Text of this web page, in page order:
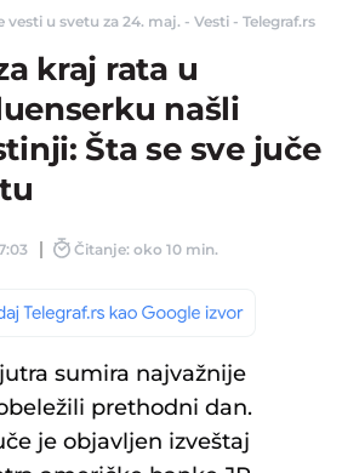
vesti u svetu za 24. maj. - Vesti - Telegraf.rs
kraj rata u
našli
Šta se sve juče
Čitanje: oko 10 min.
sumira najvažnije
prethodni dan.
je objavljen izveštaj